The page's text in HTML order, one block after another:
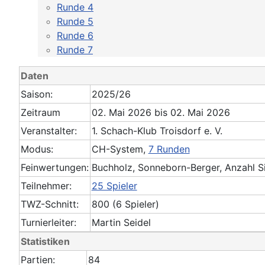
Runde 4
Runde 5
Runde 6
Runde 7
Daten
Saison:
2025/26
Zeitraum
02. Mai 2026 bis 02. Mai 2026
Veranstalter:
1. Schach-Klub Troisdorf e. V.
Modus:
CH-System, 7 Runden
Feinwertungen: Buchholz, Sonneborn-Berger, Anzahl
Teilnehmer:
25 Spieler
TWZ-Schnitt:
800 (6 Spieler)
Turnierleiter:
Martin Seidel
Statistiken
Partien:
84